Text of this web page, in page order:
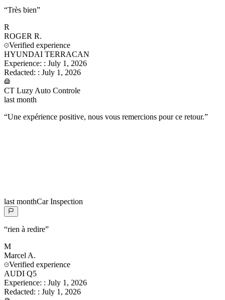
“Très bien”
R
ROGER R.
Verified experience
HYUNDAI TERRACAN
Experience: : July 1, 2026
Redacted: : July 1, 2026
CT Luzy Auto Controle
last month
“Une expérience positive, nous vous remercions pour ce retour.”
last monthCar Inspection
“rien à redire”
M
Marcel A.
Verified experience
AUDI Q5
Experience: : July 1, 2026
Redacted: : July 1, 2026